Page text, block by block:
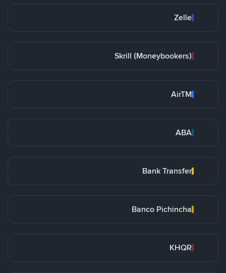
Zelle
Skrill (Moneybookers)
AirTM
ABA
Bank Transfer
Banco Pichincha
KHQR